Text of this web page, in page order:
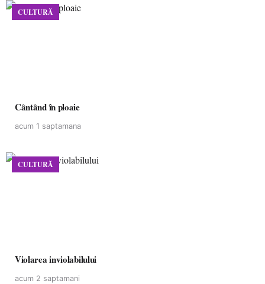
CULTURĂ
Cântând în ploaie
acum 1 saptamana
CULTURĂ
Violarea inviolabilului
acum 2 saptamani